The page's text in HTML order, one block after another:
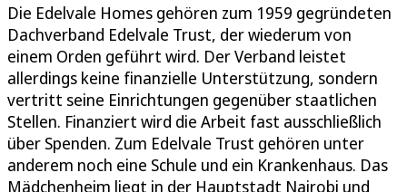
Die Edelvale Homes gehören zum 1959 gegründeten
Dachverband Edelvale Trust, der wiederum von
einem Orden geführt wird. Der Verband leistet
allerdings keine finanzielle Unterstützung, sondern
vertritt seine Einrichtungen gegenüber staatlichen
Stellen. Finanziert wird die Arbeit fast ausschließlich
über Spenden. Zum Edelvale Trust gehören unter
anderem noch eine Schule und ein Krankenhaus. Das
Mädchenheim liegt in der Hauptstadt Nairobi und